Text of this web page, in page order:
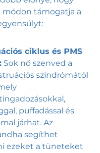
támogatja a
ciklus és PMS
Sok nő szenved a
szindrómától
puffadással és
járhat. Az
segíthet
ezeket a tüneteket